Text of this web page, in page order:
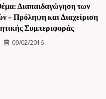
Διαπαιδαγώγηση των
– Πρόληψη και Διαχείριση
Συμπεριφοράς
09/02/2016